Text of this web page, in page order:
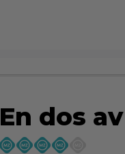
En dos